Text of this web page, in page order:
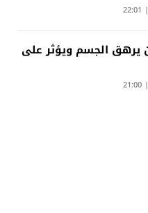
يرهق الجسم ويؤثر على